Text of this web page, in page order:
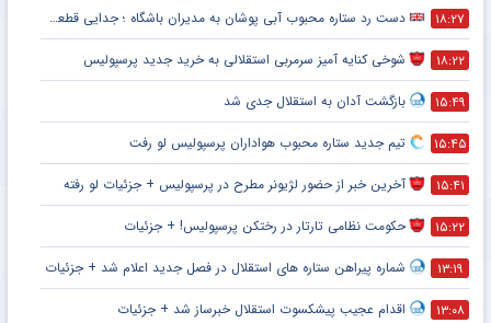
۱۸:۲۷ دست رد ستاره محبوب آبی پوشان به مدیران باشگاه ؛ جدایی قطعی است !
۱۸:۲۲ شوخی کنایه آمیز سرمربی استقلالی به خرید جدید پرسپولیس
۱۵:۴۹ بازگشت آدان به استقلال جدی شد
۱۵:۴۵ تیم جدید ستاره محبوب هواداران پرسپولیس لو رفت
۱۵:۴۱ آخرین خبر از حضور لژیونر مطرح در پرسپولیس + جزئیات لو رفته
۱۵:۲۲ حکومت نظامی تارتار در رختکن پرسپولیس! + جزئیات
۱۳:۱۹ شماره پیراهن ستاره های استقلال در فصل جدید اعلام شد + جزئیات
۱۳:۰۸ اقدام عجیب پیشکسوت استقلال خبرساز شد + جزئیات